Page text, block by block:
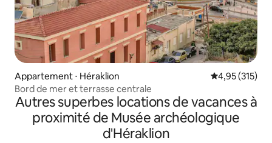
Appartement ⋅ Héraklion Évaluation
4,95 (315)
Bord de mer et terrasse centrale
Autres superbes locations de vacances à
proximité de Musée archéologique
d'Héraklion